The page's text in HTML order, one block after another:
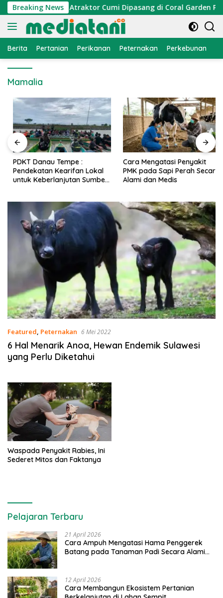
Langsung
ke
konten
Breaking News
Nelayan, Atraktor Cumi Dipasang di Coral Garden Pulau
Berita Pertanian Perikanan Peternakan Perkebunan
Mamalia
PDKT Danau Tempe :
Pendekatan Kearifan Lokal
untuk Keberlanjutan Sumber
Cara Mengatasi Penyakit
PMK pada Sapi Perah Secara
Alami dan Medis
Featured, Peternakan 6 Mei 2022
6 Hal Menarik Anoa, Hewan Endemik Sulawesi
yang Perlu Diketahui
Waspada Penyakit Rabies, Ini
Sederet Mitos dan Faktanya
Pelajaran Terbaru
21 April 2026
Cara Ampuh Mengatasi Hama Penggerek
Batang pada Tanaman Padi Secara Alami
12 April 2026
Cara Membangun Ekosistem Pertanian